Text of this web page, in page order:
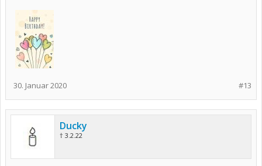
#13
30. Januar 2020
Ducky
† 3.2.22